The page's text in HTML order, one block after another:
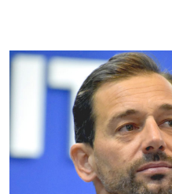
Imagen